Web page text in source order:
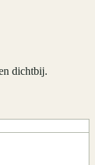
dichtbij.